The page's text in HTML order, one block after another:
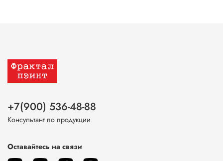
+7(900) 536-48-88
Консультант по продукции
Оставайтесь на связи